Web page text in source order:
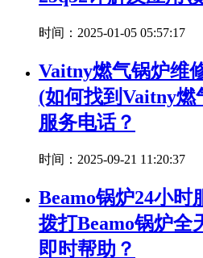
时间：2025-01-05 05:57:17
Vaitny燃气锅炉维
(如何找到Vaitny燃
服务电话？
时间：2025-09-21 11:20:37
Beamo锅炉24小时
拨打Beamo锅炉全
即时帮助？